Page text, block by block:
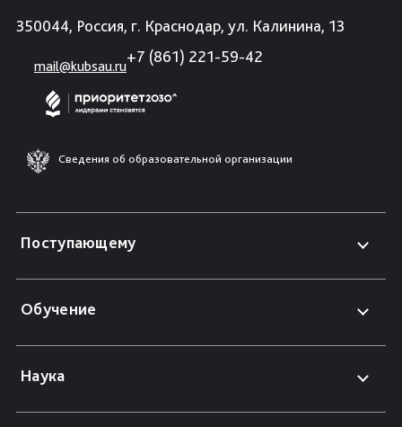
350044, Россия, г. Краснодар, ул. Калинина, 13
mail@kubsau.ru
+7 (861) 221-59-42
Сведения об образовательной организации
Поступающему
Обучение
Наука